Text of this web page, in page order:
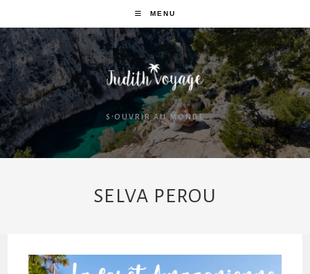
MENU
S'OUVRIR AU MONDE
SELVA PEROU